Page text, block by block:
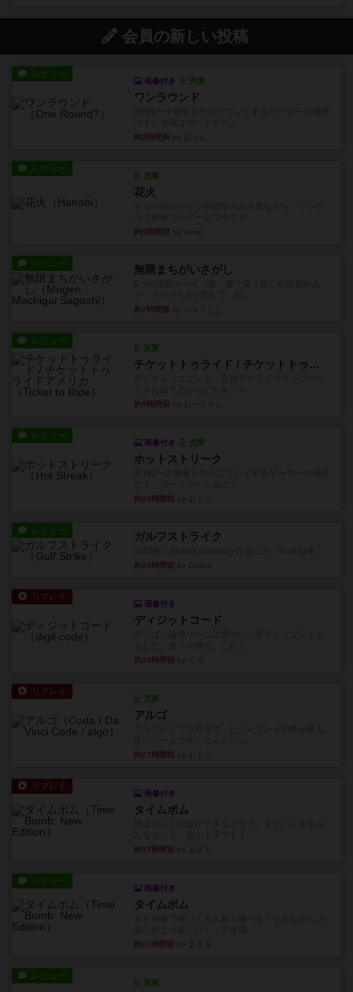
会員の新しい投稿
レビュー
画像付き 充実
ワンラウンド
約2時間前
レビュー
充実
花火
約5時間前
レビュー 無限まちがいさがし
約7時間前
レビュー
充実
チケットトゥライド / チケットトゥライドアメリカ
約9時間前
レビュー
画像付き 充実
ホットストリーク
約16時間前
レビュー ガルフストライク
約16時間前
リプレイ
画像付き
ディジットコード
約16時間前
リプレイ
充実
アルゴ
約17時間前
リプレイ
画像付き
タイムボム
約17時間前
レビュー
画像付き
タイムボム
約17時間前
レビュー
充実